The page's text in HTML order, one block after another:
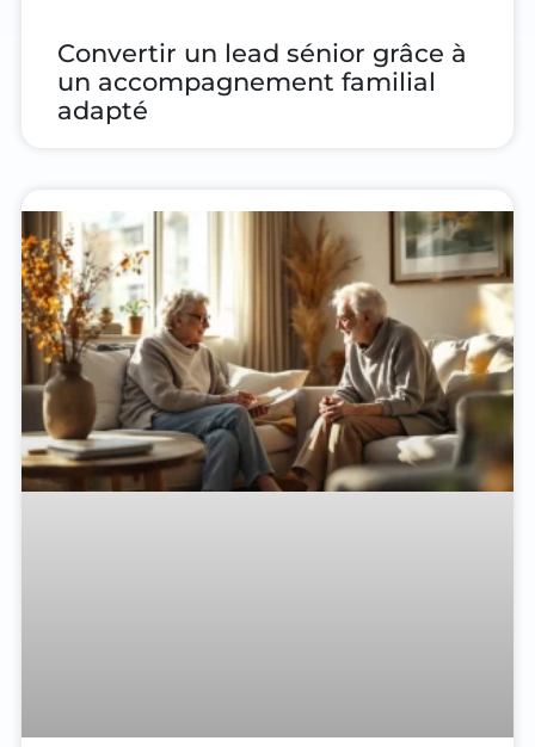
Convertir un lead sénior grâce à
un accompagnement familial
adapté